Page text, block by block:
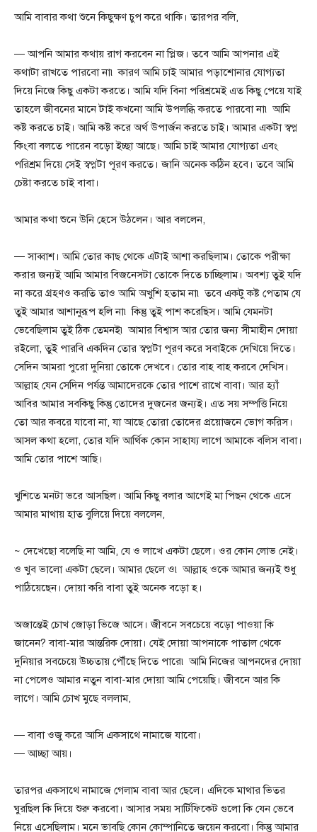
আমি বাবার কথা শুনে কিছুক্ষণ চুপ করে থাকি। তারপর বলি,
— আপনি আমার কথায় রাগ করবেন না প্লিজ। তবে আমি আপনার এই
কথাটা রাখতে পারবো না৷ কারণ আমি চাই আমার পড়াশোনার যোগ্যতা
দিয়ে নিজে কিছু একটা করতে। আমি যদি বিনা পরিশ্রমেই এত কিছু পেয়ে যাই
তাহলে জীবনের মানে টাই কখনো আমি উপলব্ধি করতে পারবো না৷ আমি
কষ্ট করতে চাই। আমি কষ্ট করে অর্থ উপার্জন করতে চাই। আমার একটা স্বপ্ন
কিংবা বলতে পারেন বড়ো ইচ্ছা আছে। আমি চাই আমার যোগ্যতা এবং
পরিশ্রম দিয়ে সেই স্বপ্নটা পূরণ করতে। জানি অনেক কঠিন হবে। তবে আমি
চেষ্টা করতে চাই বাবা।
আমার কথা শুনে উনি হেসে উঠলেন। আর বললেন,
— সাব্বাশ। আমি তোর কাছ থেকে এটাই আশা করছিলাম। তোকে পরীক্ষা
করার জন্যই আমি আমার বিজনেসটা তোকে দিতে চাচ্ছিলাম। অবশ্য তুই যদি
না করে গ্রহণও করতি তাও আমি অখুশি হতাম না৷ তবে একটু কষ্ট পেতাম যে
তুই আমার আশানুরূপ হলি না৷ কিন্তু তুই পাশ করেছিস। আমি যেমনটা
ভেবেছিলাম তুই ঠিক তেমনই৷ আমার বিশ্বাস আর তোর জন্য সীমাহীন দোয়া
রইলো, তুই পারবি একদিন তোর স্বপ্নটা পূরণ করে সবাইকে দেখিয়ে দিতে।
সেদিন আমরা পুরো দুনিয়া তোকে দেখবে। তোর বাহ বাহ করবে দেখিস।
আল্লাহ যেন সেদিন পর্যন্ত আমাদেরকে তোর পাশে রাখে বাবা। আর হ্যাঁ
আবির আমার সবকিছু কিন্তু তোদের দুজনের জন্যই। এত সয় সম্পত্তি নিয়ে
তো আর কবরে যাবো না, যা আছে তোরা তোদের প্রয়োজনে ভোগ করিস।
আসল কথা হলো, তোর যদি আর্থিক কোন সাহায্য লাগে আমাকে বলিস বাবা।
আমি তোর পাশে আছি।
খুশিতে মনটা ভরে আসছিল। আমি কিছু বলার আগেই মা পিছন থেকে এসে
আমার মাথায় হাত বুলিয়ে দিয়ে বললেন,
~ দেখেছো বলেছি না আমি, যে ও লাখে একটা ছেলে। ওর কোন লোভ নেই।
ও খুব ভালো একটা ছেলে। আমার ছেলে ও৷ আল্লাহ ওকে আমার জন্যই শুধু
পাঠিয়েছেন। দোয়া করি বাবা তুই অনেক বড়ো হ।
অজান্তেই চোখ জোড়া ভিজে আসে। জীবনে সবচেয়ে বড়ো পাওয়া কি
জানেন? বাবা-মার আন্তরিক দোয়া। যেই দোয়া আপনাকে পাতাল থেকে
দুনিয়ার সবচেয়ে উচ্চতায় পৌঁছে দিতে পারে৷ আমি নিজের আপনদের দোয়া
না পেলেও আমার নতুন বাবা-মার দোয়া আমি পেয়েছি। জীবনে আর কি
লাগে। আমি চোখ মুছে বললাম,
— বাবা ওজু করে আসি একসাথে নামাজে যাবো।
— আচ্ছা আয়।
তারপর একসাথে নামাজে গেলাম বাবা আর ছেলে। এদিকে মাথার ভিতর
ঘুরছিল কি দিয়ে শুরু করবো। আসার সময় সার্টিফিকেট গুলো কি যেন ভেবে
নিয়ে এসেছিলাম। মনে ভাবছি কোন কোম্পানিতে জয়েন করবো। কিন্তু আমার